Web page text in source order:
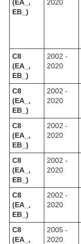
(EA_,
EB_)
2020
C8
(EA_,
EB_)
2002 -
2020
C8
(EA_,
EB_)
2002 -
2020
C8
(EA_,
EB_)
2002 -
2020
C8
(EA_,
EB_)
2002 -
2020
C8
(EA_,
EB_)
2002 -
2020
C8
(EA_,
2005 -
2020